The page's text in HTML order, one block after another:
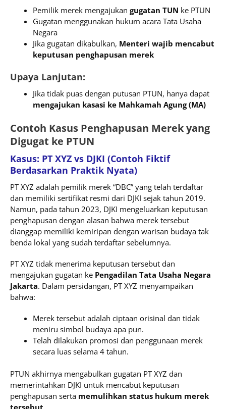
Pemilik merek mengajukan gugatan TUN ke PTUN
Gugatan menggunakan hukum acara Tata Usaha
Negara
Jika gugatan dikabulkan, Menteri wajib mencabut
keputusan penghapusan merek
Upaya Lanjutan:
Jika tidak puas dengan putusan PTUN, hanya dapat
mengajukan kasasi ke Mahkamah Agung (MA)
Contoh Kasus Penghapusan Merek yang
Digugat ke PTUN
Kasus: PT XYZ vs DJKI (Contoh Fiktif
Berdasarkan Praktik Nyata)
PT XYZ adalah pemilik merek “DBC” yang telah terdaftar
dan memiliki sertifikat resmi dari DJKI sejak tahun 2019.
Namun, pada tahun 2023, DJKI mengeluarkan keputusan
penghapusan dengan alasan bahwa merek tersebut
dianggap memiliki kemiripan dengan warisan budaya tak
benda lokal yang sudah terdaftar sebelumnya.
PT XYZ tidak menerima keputusan tersebut dan
mengajukan gugatan ke Pengadilan Tata Usaha Negara
Jakarta. Dalam persidangan, PT XYZ menyampaikan
bahwa:
Merek tersebut adalah ciptaan orisinal dan tidak
meniru simbol budaya apa pun.
Telah dilakukan promosi dan penggunaan merek
secara luas selama 4 tahun.
PTUN akhirnya mengabulkan gugatan PT XYZ dan
memerintahkan DJKI untuk mencabut keputusan
penghapusan serta memulihkan status hukum merek